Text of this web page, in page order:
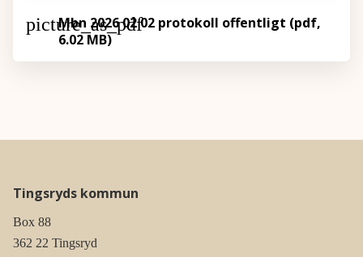
Mbn 2026 02 02 protokoll offentligt (pdf,
6.02 MB)
Tingsryds kommun
Box 88
362 22 Tingsryd